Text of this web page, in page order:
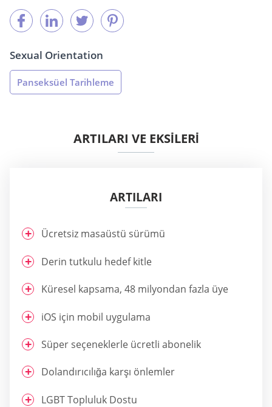
Sexual Orientation
Panseksüel Tarihleme
ARTILARI VE EKSİLERİ
ARTILARI
Ücretsiz masaüstü sürümü
Derin tutkulu hedef kitle
Küresel kapsama, 48 milyondan fazla üye
iOS için mobil uygulama
Süper seçeneklerle ücretli abonelik
Dolandırıcılığa karşı önlemler
LGBT Topluluk Dostu